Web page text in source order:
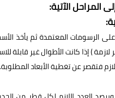
المراحل الآتية:
الرسومات المعتمدة ثم يأخذ
) إذا كانت الأطوال غير قابلة
فتقصر عن تغطية الأبعاد المطلوبة.